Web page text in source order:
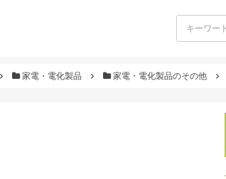
家電・電化製品 家電・電化製品のその他